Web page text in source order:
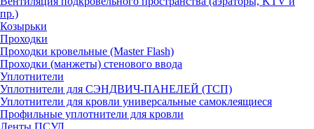
пр.)
Козырьки
Проходки
Проходки кровельные (Master Flash)
Проходки (манжеты) стенового ввода
Уплотнители
Уплотнители для СЭНДВИЧ-ПАНЕЛЕЙ (ТСП)
Уплотнители для кровли универсальные самоклеящиеся
Профильные уплотнители для кровли
Ленты ПСУЛ